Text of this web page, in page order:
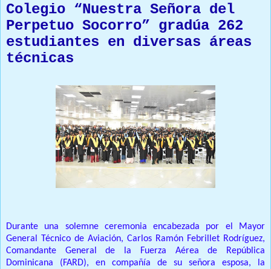
Colegio “Nuestra Señora del
Perpetuo Socorro” gradúa 262
estudiantes en diversas áreas
técnicas
Durante una solemne ceremonia encabezada por el Mayor
General Técnico de Aviación, Carlos Ramón Febrillet Rodríguez,
Comandante General de la Fuerza Aérea de República
Dominicana (FARD), en compañía de su señora esposa, la